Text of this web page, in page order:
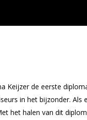
Keijzer de eerste
in het bijzonder.
het halen van dit